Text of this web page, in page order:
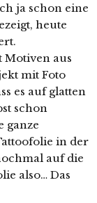
ja schon eine
heute
Motiven aus
mit Foto
es auf glatten
schon
ganze
in der
auf die
also… Das